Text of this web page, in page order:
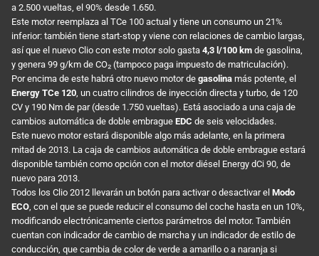
a 2.500 vueltas, el 90% desde 1.650.
Este motor reemplaza al TCe 100 actual y tiene un consumo un 21%
inferior: también tiene start-stop y viene con relaciones de cambio largas,
así que el nuevo Clio con este motor solo gasta 4,3 l/100 km de gasolina,
y genera 99 g/km de CO₂ (tampoco paga impuesto de matriculación).
Por encima de este habrá otro nuevo motor de gasolina más potente, el
Energy TCe 120, un cuatro cilindros de inyección directa y turbo, de 120
CV y 190 Nm de par (desde 1.750 vueltas). Está asociado a una caja de
cambios automática de doble embrague EDC de seis velocidades.
Este nuevo motor estará disponible algo más adelante, en la primera
mitad de 2013. La caja de cambios automática de doble embrague estará
disponible también como opción con el motor diésel Energy dCi 90, de
nuevo para 2013.
Todos los Clio 2012 llevarán un botón para activar o desactivar el Modo
ECO, con el que se puede reducir el consumo del coche hasta en un 10%,
modificando electrónicamente ciertos parámetros del motor. También
cuentan con indicador de cambio de marcha y un indicador de estilo de
conducción, que cambia de color de verde a amarillo o a naranja si